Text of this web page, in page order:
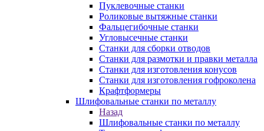
Пуклевочные станки
Роликовые вытяжные станки
Фальцегибочные станки
Угловысечные станки
Станки для сборки отводов
Станки для размотки и правки металла
Станки для изготовления конусов
Станки для изготовления гофроколена
Крафтформеры
Шлифовальные станки по металлу
Назад
Шлифовальные станки по металлу